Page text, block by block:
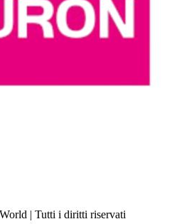
| Tutti i diritti riservati